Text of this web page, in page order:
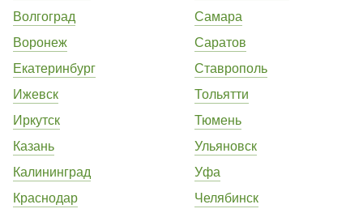
Волгоград
Воронеж
Екатеринбург
Ижевск
Иркутск
Казань
Калининград
Краснодар
Самара
Саратов
Ставрополь
Тольятти
Тюмень
Ульяновск
Уфа
Челябинск